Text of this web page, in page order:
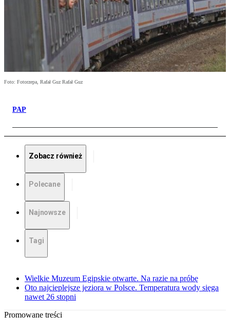
Foto: Fotorzepa, Rafał Guz Rafał Guz
PAP
Zobacz również
Polecane
Najnowsze
Tagi
Wielkie Muzeum Egipskie otwarte. Na razie na próbę
Oto najcieplejsze jeziora w Polsce. Temperatura wody sięga
nawet 26 stopni
Promowane treści